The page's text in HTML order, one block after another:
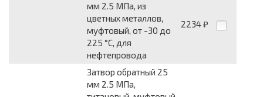
мм 2.5 МПа, из
цветных металлов,
муфтовый, от -30 до
225 °С, для
нефтепровода
2234 ₽
Затвор обратный 25
мм 2.5 МПа,